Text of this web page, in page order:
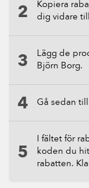
Kopiera
dig vidare
Lägg de
Björn Borg.
Gå sedan
I fältet för
koden du
rabatten.